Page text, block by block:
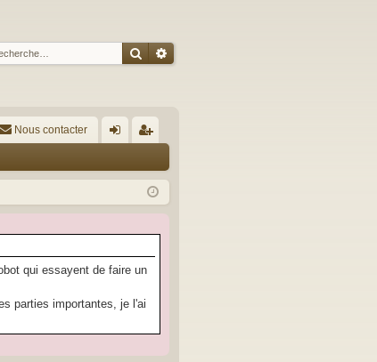
Rechercher
Recherche avancée
Nous contacter
ne
on
nr
ist
qui essayent de faire un
parties importantes, je l'ai